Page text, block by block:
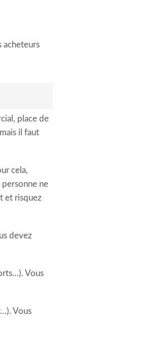
acheteurs
place de
il faut
cela,
ne
et risquez
devez
Vous
Vous